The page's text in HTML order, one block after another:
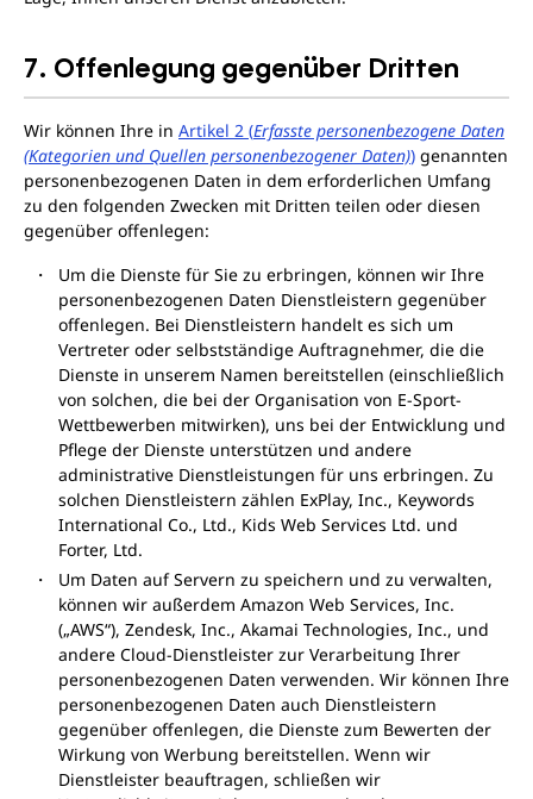
7. Offenlegung gegenüber Dritten
Wir können Ihre in Artikel 2 (Erfasste personenbezogene Daten
(Kategorien und Quellen personenbezogener Daten)) genannten
personenbezogenen Daten in dem erforderlichen Umfang
zu den folgenden Zwecken mit Dritten teilen oder diesen
gegenüber offenlegen:
Um die Dienste für Sie zu erbringen, können wir Ihre
personenbezogenen Daten Dienstleistern gegenüber
offenlegen. Bei Dienstleistern handelt es sich um
Vertreter oder selbstständige Auftragnehmer, die die
Dienste in unserem Namen bereitstellen (einschließlich
von solchen, die bei der Organisation von E-Sport-
Wettbewerben mitwirken), uns bei der Entwicklung und
Pflege der Dienste unterstützen und andere
administrative Dienstleistungen für uns erbringen. Zu
solchen Dienstleistern zählen ExPlay, Inc., Keywords
International Co., Ltd., Kids Web Services Ltd. und
Forter, Ltd.
Um Daten auf Servern zu speichern und zu verwalten,
können wir außerdem Amazon Web Services, Inc.
(„AWS“), Zendesk, Inc., Akamai Technologies, Inc., und
andere Cloud-Dienstleister zur Verarbeitung Ihrer
personenbezogenen Daten verwenden. Wir können Ihre
personenbezogenen Daten auch Dienstleistern
gegenüber offenlegen, die Dienste zum Bewerten der
Wirkung von Werbung bereitstellen. Wenn wir
Dienstleister beauftragen, schließen wir